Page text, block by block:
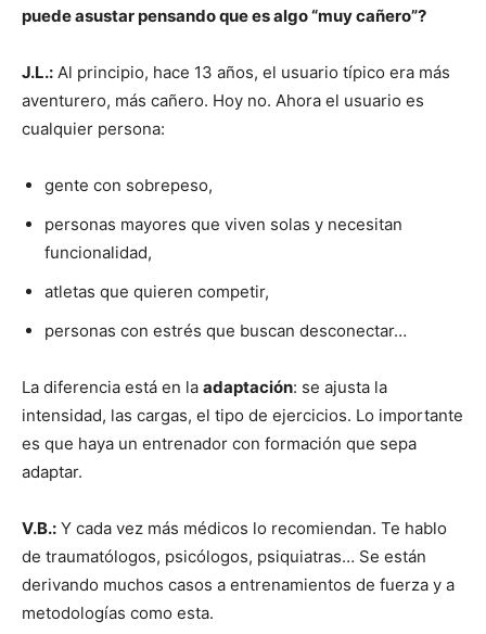
puede asustar pensando que es algo “muy cañero”?
J.L.: Al principio, hace 13 años, el usuario típico era más
aventurero, más cañero. Hoy no. Ahora el usuario es
cualquier persona:
gente con sobrepeso,
personas mayores que viven solas y necesitan
funcionalidad,
atletas que quieren competir,
personas con estrés que buscan desconectar…
La diferencia está en la adaptación: se ajusta la
intensidad, las cargas, el tipo de ejercicios. Lo importante
es que haya un entrenador con formación que sepa
adaptar.
V.B.: Y cada vez más médicos lo recomiendan. Te hablo
de traumatólogos, psicólogos, psiquiatras… Se están
derivando muchos casos a entrenamientos de fuerza y a
metodologías como esta.